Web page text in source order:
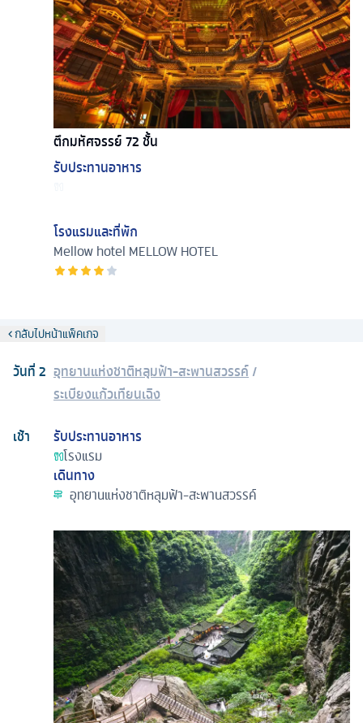
ตึกมหัศจรรย์ 72 ชั้น
รับประทานอาหาร
โรงแรมและที่พัก
Mellow hotel MELLOW HOTEL
กลับไปหน้าแพ็คเกจ
วันที่2 อุทยานแห่งชาติหลุมฟ้า-สะพานสวรรค์/
ระเบียงแก้วเทียนเฉิง
เช้า
รับประทานอาหาร
โรงแรม
เดินทาง
อุทยานแห่งชาติหลุมฟ้า-สะพานสวรรค์